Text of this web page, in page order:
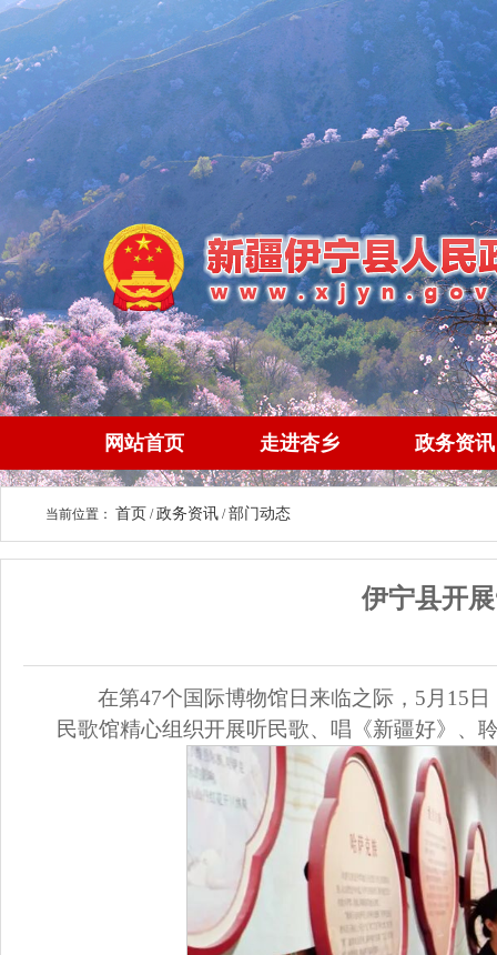
网站首页 走进杏乡 政务资讯
当前位置： 首页 /政务资讯 /部门动态
伊宁县开
在第47个国际博物馆日来临之际， 5月15日
民歌馆精心组织开展听民歌、唱《新疆好》、